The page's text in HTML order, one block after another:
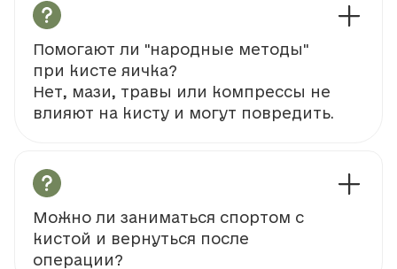
Помогают ли "народные методы"
при кисте яичка?
Нет, мази, травы или компрессы не
влияют на кисту и могут повредить.
Можно ли заниматься спортом с
кистой и вернуться после
операции?